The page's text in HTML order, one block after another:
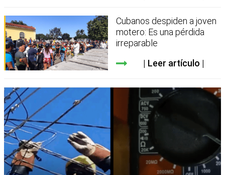
Cubanos despiden a joven
motero: Es una pérdida
irreparable
Leer artículo